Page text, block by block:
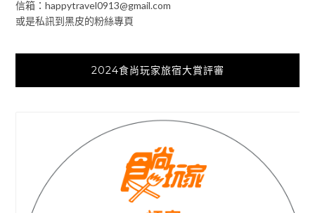
信箱：happytravel0913@gmail.com
或是私訊到黑皮的粉絲專頁
2024食尚玩家旅宿大賞評審